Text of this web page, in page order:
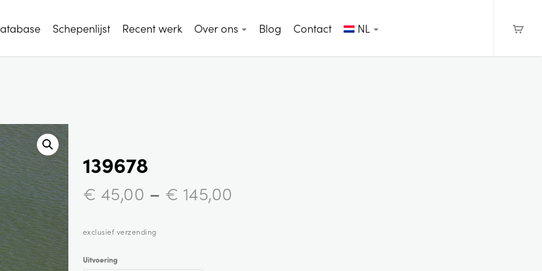
Schepenlijst Recent werk Over ons Blog Contact NL
139678
€ 45,00 – € 145,00
exclusief verzending
Uitvoering